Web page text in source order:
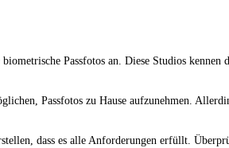
Passfotos an. Diese Studios
Passfotos zu Hause aufzunehmen.
dass es alle Anforderungen erfüllt.